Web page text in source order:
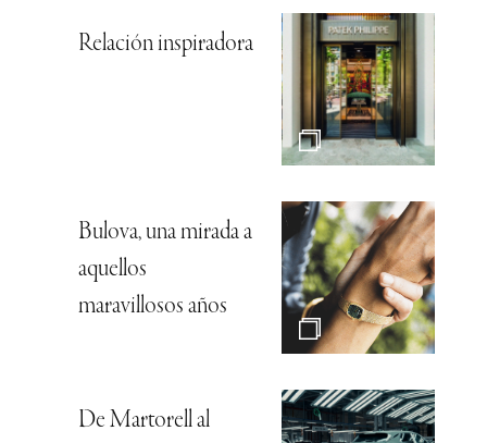
Relación inspiradora
Bulova, una mirada a
aquellos
maravillosos años
De Martorell al